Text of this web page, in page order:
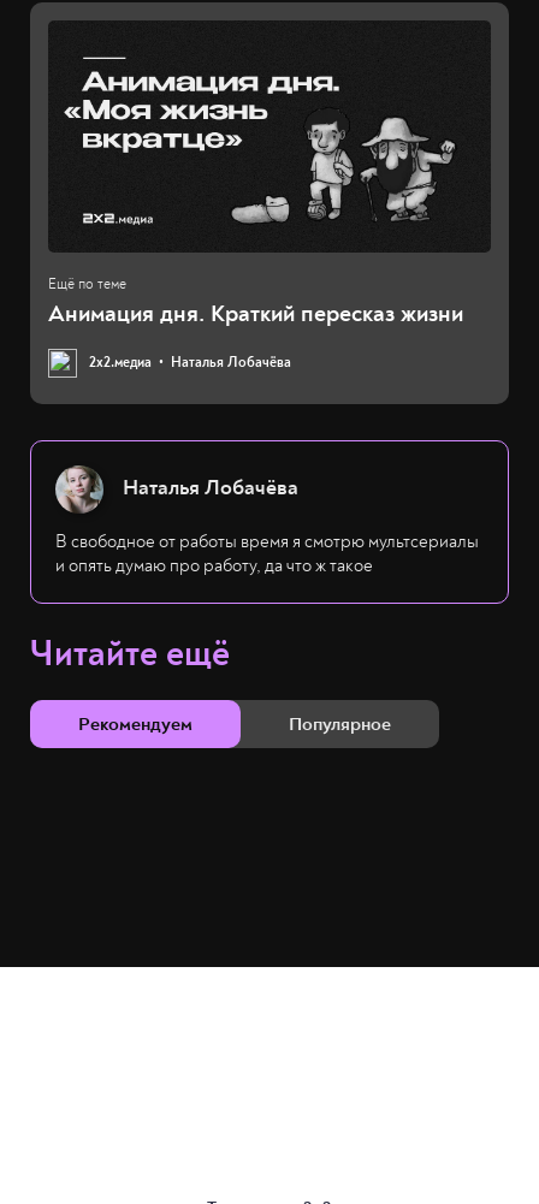
Анимация дня. Краткий пересказ жизни
2х2.медиа Наталья Лобачёва
Наталья Лобачёва
В свободное от работы время я смотрю мультсериалы
и опять думаю про работу, да что ж такое
Читайте ещё
Рекомендуем Популярное